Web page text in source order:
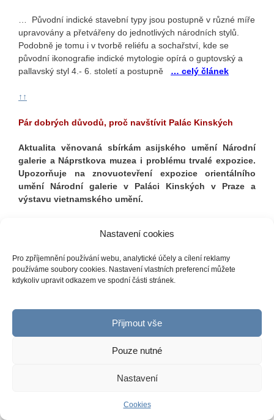
Nastavení cookies
Pro zpříjemnění používání webu, analytické účely a cílení reklamy
používáme soubory cookies. Nastavení vlastních preferencí můžete
kdykoliv upravit odkazem ve spodní části stránek.
Přijmout vše
Pouze nutné
Nastavení
Cookies
… Původní indické stavební typy jsou postupně v různé míře
upravovány a přetvářeny do jednotlivých národních stylů.
Podobně je tomu i v tvorbě reliéfu a sochařství, kde se
původní ikonografie indické mytologie opírá o guptovský a
pallavský styl 4.- 6. století a postupně … celý článek
↑↑
Pár dobrých důvodů, proč navštívit Palác Kinských
Aktualita věnovaná sbírkám asijského umění Národní
galerie a Náprstkova muzea i problému trvalé expozice.
Upozorňuje na znovuotevření expozice orientálního
umění Národní galerie v Paláci Kinských v Praze a
výstavu vietnamského umění.
A přestože v našem městě sídlí obě veřejné instituce, které
na starosti, otázka stálé expozice visí jakoby stále na
vážkách. Přitom kvalita našich sbírek, zejména čínského a
≈ ≈ ≈ ≈ ≈ ≈ ≈ ≈ ≈ ≈ ≈ ≈ ≈ ≈ ≈